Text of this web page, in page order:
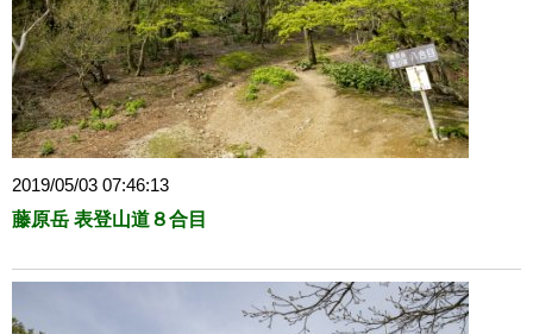
2019/05/03 07:46:13
藤原岳 表登山道８合目